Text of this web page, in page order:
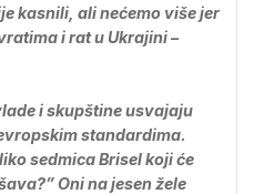
kasnili, ali nećemo više jer
i rat u Ukrajini –
i skupštine usvajaju
standardima.
sedmica Brisel koji će
Oni na jesen žele